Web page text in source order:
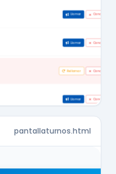
pantallaturnos.html